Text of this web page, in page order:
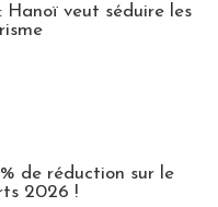
Hanoï veut séduire les
de réduction sur le
2026 !